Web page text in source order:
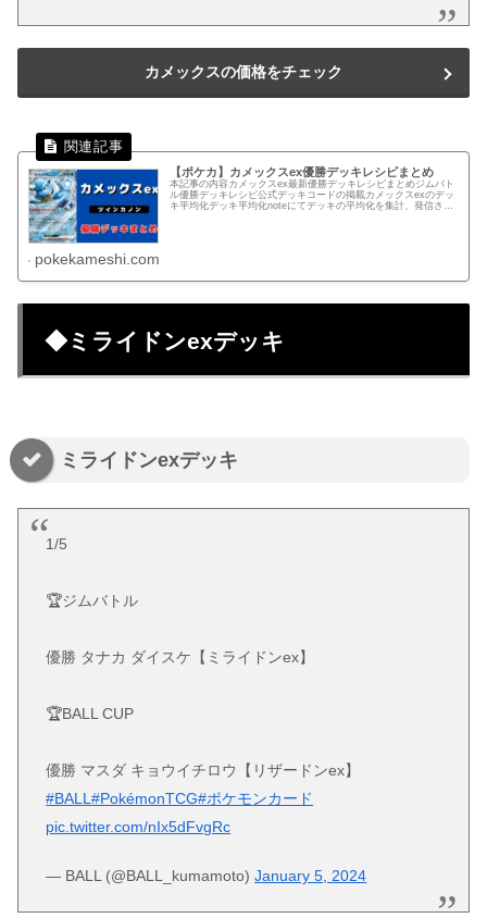
カメックスの価格をチェック
【ポケカ】カメックスex優勝デッキレシピまとめ
本記事の内容カメックスex最新優勝デッキレシピまとめジムバト
ル優勝デッキレシピ公式デッキコードの掲載カメックスexのデッ
キ平均化デッキ平均化noteにてデッキの平均化を集計、発信され
pokekameshi.com
◆ミライドンexデッキ
ミライドンexデッキ
1/5
🏆ジムバトル
優勝 タナカ ダイスケ【ミライドンex】
🏆BALL CUP
優勝 マスダ キョウイチロウ【リザードンex】
#BALL#PokémonTCG#ポケモンカード
pic.twitter.com/nIx5dFvgRc
— BALL (@BALL_kumamoto)January 5, 2024